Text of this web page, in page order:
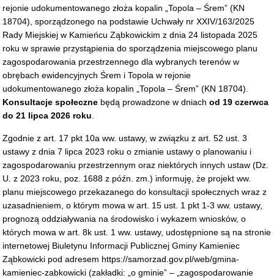
rejonie udokumentowanego złoża kopalin „Topola – Śrem” (KN
18704), sporządzonego na podstawie Uchwały nr XXIV/163/2025
Rady Miejskiej w Kamieńcu Ząbkowickim z dnia 24 listopada 2025
roku w sprawie przystąpienia do sporządzenia miejscowego planu
zagospodarowania przestrzennego dla wybranych terenów w
obrębach ewidencyjnych Śrem i Topola w rejonie
udokumentowanego złoża kopalin „Topola – Śrem” (KN 18704).
Konsultacje społeczne będą prowadzone w dniachod 19 czerwca
do 21 lipca 2026 roku
Zgodnie z art. 17 pkt 10a ww. ustawy, w związku z art. 52 ust. 3
ustawy z dnia 7 lipca 2023 roku o zmianie ustawy o planowaniu i
zagospodarowaniu przestrzennym oraz niektórych innych ustaw (Dz.
U. z 2023 roku, poz. 1688 z późn. zm.) informuję, że projekt ww.
planu miejscowego przekazanego do konsultacji społecznych wraz z
uzasadnieniem, o którym mowa w art. 15 ust. 1 pkt 1-3 ww. ustawy,
prognozą oddziaływania na środowisko i wykazem wniosków, o
których mowa w art. 8k ust. 1 ww. ustawy, udostępnione są na stronie
internetowej Biuletynu Informacji Publicznej Gminy Kamieniec
Ząbkowicki pod adresem https://samorzad.gov.pl/web/gmina-
kamieniec-zabkowicki (zakładki: „o gminie” – „zagospodarowanie